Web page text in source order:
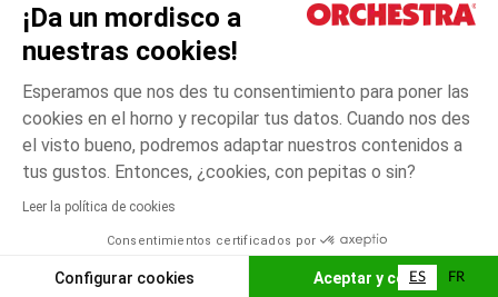
¡Da un mordisco a
nuestras cookies!
Esperamos que nos des tu consentimiento para poner las
cookies en el horno y recopilar tus datos. Cuando nos des
el visto bueno, podremos adaptar nuestros contenidos a
tus gustos. Entonces, ¿cookies, con pepitas o sin?
Leer la política de cookies
Consentimientos certificados por
Configurar cookies Aceptar y cerrar
3
meses
El pago medidante
AÑADIR A LA CESTA
Aviso Legal
*Condiciones de las ofertas actuales
Gestión de las cookies
Accesibilidad: no conforme
Orchestra adhiere al código de ética de la Federación Francesa de comercio
electrónico y venta a distancia (FEVAD) y al sistema de mediación de
ES FR